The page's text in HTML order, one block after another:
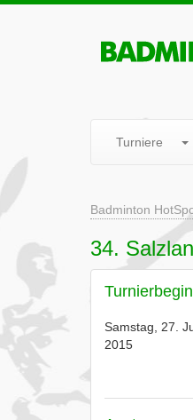
Turniere
Badminton
34.
Samstag, 27.
2015